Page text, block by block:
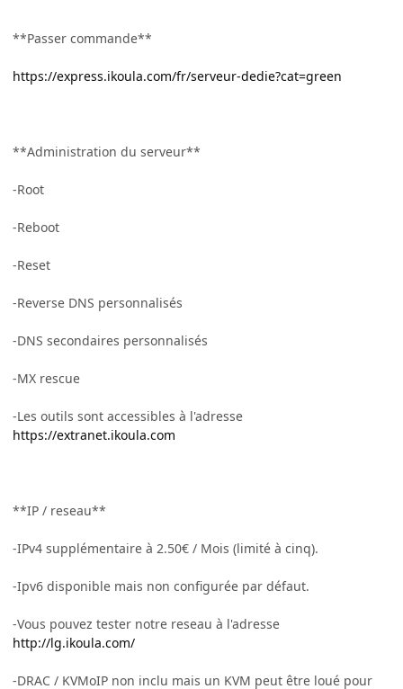
**Passer commande**
https://express.ikoula.com/fr/serveur-dedie?cat=green
**Administration du serveur**
-Root
-Reboot
-Reset
-Reverse DNS personnalisés
-DNS secondaires personnalisés
-MX rescue
-Les outils sont accessibles à l'adresse
https://extranet.ikoula.com
**IP / reseau**
-IPv4 supplémentaire à 2.50€ / Mois (limité à cinq).
-Ipv6 disponible mais non configurée par défaut.
-Vous pouvez tester notre reseau à l'adresse
http://lg.ikoula.com/
-DRAC / KVMoIP non inclu mais un KVM peut être loué pour